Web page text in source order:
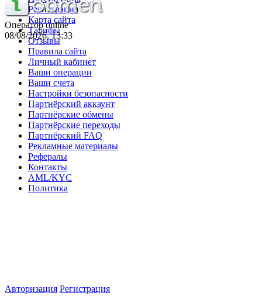
Оператор online
08/08/2026, 13:33
Регистрация
Карта сайта
Тарифы
Отзывы
Правила сайта
Личный кабинет
Ваши операции
Ваши счета
Настройки безопасности
Партнёрский аккаунт
Партнёрские обмены
Партнёрские переходы
Партнёрский FAQ
Рекламные материалы
Рефералы
Контакты
AML/KYC
Политика
Авторизация Регистрация